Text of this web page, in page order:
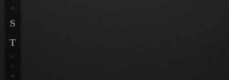
R
S
T
U
V
W